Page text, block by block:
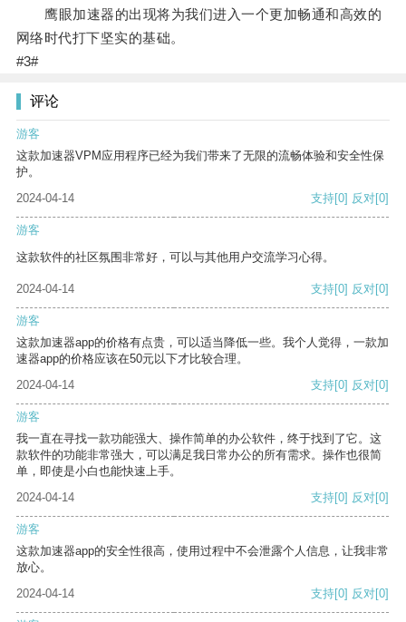
鹰眼加速器的出现将为我们进入一个更加畅通和高效的
网络时代打下坚实的基础。
#3#
评论
游客
这款加速器VPM应用程序已经为我们带来了无限的流畅体验和安全性保
护。
2024-04-14
支持[0] 反对[0]
游客
这款软件的社区氛围非常好，可以与其他用户交流学习心得。
2024-04-14 支持[0] 反对[0]
游客
这款加速器app的价格有点贵，可以适当降低一些。我个人觉得，一款加
速器app的价格应该在50元以下才比较合理。
2024-04-14
支持[0] 反对[0]
游客
我一直在寻找一款功能强大、操作简单的办公软件，终于找到了它。这
款软件的功能非常强大，可以满足我日常办公的所有需求。操作也很简
单，即使是小白也能快速上手。
2024-04-14
支持[0] 反对[0]
游客
这款加速器app的安全性很高，使用过程中不会泄露个人信息，让我非常
放心。
2024-04-14
支持[0] 反对[0]